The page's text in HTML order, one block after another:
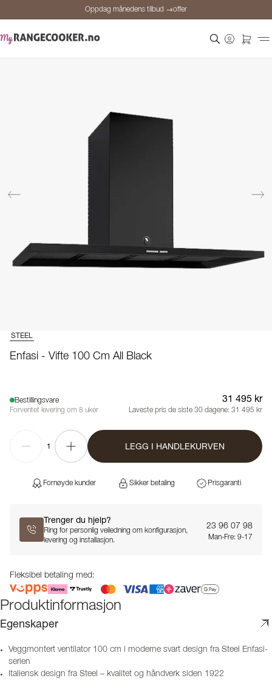
Oppdag månedens tilbud →offer
STEEL
Enfasi - Vifte 100 Cm All Black
Bestillingsvare
Forventet levering om 8 uker
31 495 kr
Laveste pris de siste 30 dagene: 31 495 kr
1 LEGG I HANDLEKURVEN
Fornøyde kunder Sikker betaling Prisgaranti
Trenger du hjelp?
Ring for personlig veiledning om konfigurasjon,
levering og installasjon.
23 96 07 98
Man-Fre: 9-17
Fleksibel betaling med:
Produktinformasjon
Egenskaper
Veggmontert ventilator 100 cm i moderne svart design fra Steel Enfasi-
serien
Italiensk design fra Steel – kvalitet og håndverk siden 1922